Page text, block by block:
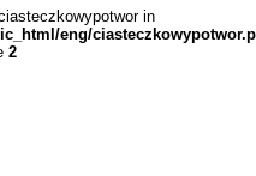
in
eng/
2